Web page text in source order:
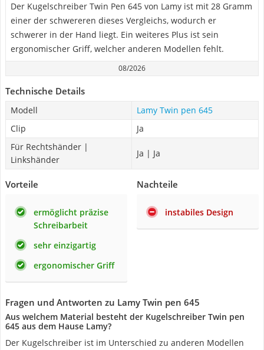
Der Kugelschreiber Twin Pen 645 von Lamy ist mit 28 Gramm
einer der schwereren dieses Vergleichs, wodurch er
schwerer in der Hand liegt. Ein weiteres Plus ist sein
ergonomischer Griff, welcher anderen Modellen fehlt.
08/2026
Technische Details
Modell
Lamy Twin pen 645
Clip
Ja
Für Rechtshänder |
Linkshänder
Ja | Ja
Vorteile
ermöglicht präzise
Schreibarbeit
sehr einzigartig
ergonomischer Griff
Nachteile
instabiles Design
Fragen und Antworten zu Lamy Twin pen 645
Aus welchem Material besteht der Kugelschreiber Twin pen
645 aus dem Hause Lamy?
Der Kugelschreiber ist im Unterschied zu anderen Modellen